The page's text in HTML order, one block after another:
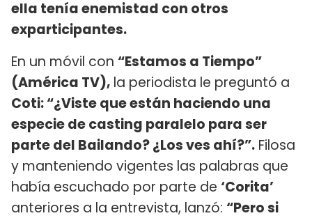
ella tenía enemistad con otros
exparticipantes.
En un móvil con “Estamos a Tiempo”
(América TV), la periodista le preguntó a
Coti: “¿Viste que están haciendo una
especie de casting paralelo para ser
parte del Bailando? ¿Los ves ahí?”. Filosa
y manteniendo vigentes las palabras que
había escuchado por parte de ‘Corita’
anteriores a la entrevista, lanzó: “Pero si